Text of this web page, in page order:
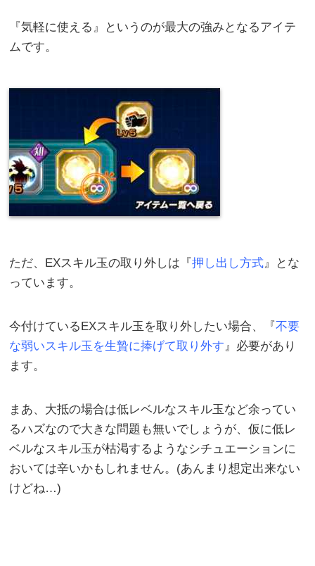
『気軽に使える』というのが最大の強みとなるアイテ
ムです。
ただ、EXスキル玉の取り外しは『押し出し方式』とな
っています。
今付けているEXスキル玉を取り外したい場合、『不要
な弱いスキル玉を生贄に捧げて取り外す』必要があり
ます。
まあ、大抵の場合は低レベルなスキル玉など余ってい
るハズなので大きな問題も無いでしょうが、仮に低レ
ベルなスキル玉が枯渇するようなシチュエーションに
おいては辛いかもしれません。(あんまり想定出来ない
けどね…)